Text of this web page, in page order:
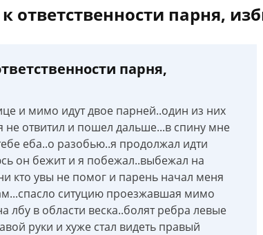
ответственности парня,
парня,
и мимо идут двое парней..один из них
не отвитил и пошел дальше...в спину мне
еба..о разобью..я продолжал идти
он бежит и я побежал..выбежал на
кто увы не помог и парень начал меня
ситуцию проезжавшая мимо
в области веска..болят ребра левые
руки и хуже стал видеть правый